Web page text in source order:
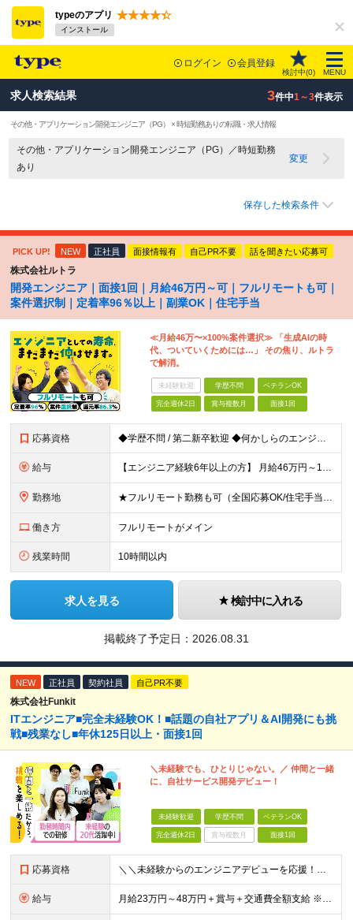
typeのアプリ
インストール
ログイン 会員登録
検討中(0) MENU
求人検索結果 3件中1～3件表示
その他・アプリケーション開発エンジニア（PG） × 時短勤務ありの転職・求人情報
その他・アプリケーション開発エンジニア（PG）／時短勤務
あり
変更
保存した検索条件
PICK UP! NEW 正社員 面接情報有 自己PR不要 話を聞きたい応募可
株式会社ルトラ
開発エンジニア｜面接1回｜月給46万円～可｜フルリモートも可｜
案件選択制｜定着率96％以上｜副業OK｜住宅手当
≪月給46万〜×100%案件選択≫ 「生成AIの時
代、ついていくためには…」 その焦り、ルトラ
で解消。
未経験歓迎 学歴不問 ベテランOK
完全週休2日 賞与複数月 面接1回
応募資格 ◆学歴不問 / 第二新卒歓迎 ◆何かしらのエンジニア経験をお持ちの方 （言語・期間・フェーズ不問） 経験浅めの方も遠慮なくご応募ください！ ■入社前Q＆A ────── ◎実力に見合った報酬が手に
給与 【エンジニア経験6年以上の方】 月給46万円～100万円（固定残業代含む） ※上記月給には月30時間分の固定残業代（月8万7,400円～月19万円）を含む。超過分は全額支給。 【エンジニア経験4年以
勤務地 ★フルリモート勤務も可（全国応募OK/住宅手当を支給します） ※案件によって常駐が必要になる場合があります。 ※希望がない限り、転勤はありません ※U・Iターン歓迎 ★ルトラの社員は全国各地で活躍中
働き方 フルリモートがメイン
残業時間 10時間以内
求人を見る 検討中に入れる
掲載終了予定日： 2026.08.31
NEW 正社員 契約社員 自己PR不要
株式会社Funkit
ITエンジニア■完全未経験OK！■話題の自社アプリ＆AI開発にも挑
戦■残業なし■年休125日以上・面接1回
＼未経験でも、ひとりじゃない。／ 仲間と一緒
に、自社サービス開発デビュー！
未経験歓迎 学歴不問 ベテランOK
完全週休2日 賞与複数月 面接1回
応募資格 ＼＼未経験からのエンジニアデビューを応援！／／ ★完全未経験OK ★学歴不問 ★第二新卒歓迎 実際に、元ミュージシャンや調理師など、 異業種から転職した先輩も活躍中♪ 10名ほどのチーム体制で、分
給与 月給23万円～48万円＋賞与＋交通費全額支給 ※経験・能力・スキルを考慮して決定します。 ※地方から上京される方には、上京支援金の支給もあります。 ※上記月給には固定残業代（15時間～20時間分／2